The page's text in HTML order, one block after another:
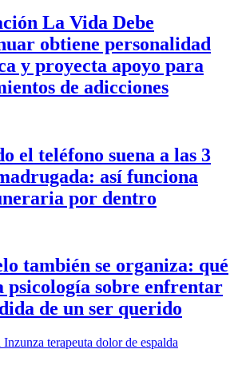
La Vida Debe
obtiene personalidad
y proyecta apoyo para
de adicciones
el teléfono suena a las 3
así funciona
por dentro
también se organiza: qué
psicología sobre enfrentar
de un ser querido